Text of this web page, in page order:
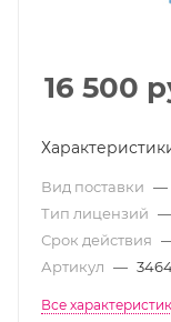
16 500
Вид поставки —
Тип лицензий —
Срок действия
Артикул —
Все